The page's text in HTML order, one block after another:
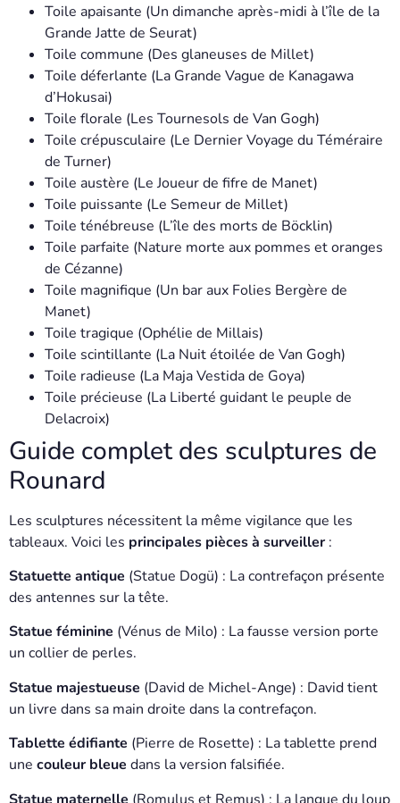
Toile apaisante (Un dimanche après-midi à l’île de la
Grande Jatte de Seurat)
Toile commune (Des glaneuses de Millet)
Toile déferlante (La Grande Vague de Kanagawa
d’Hokusai)
Toile florale (Les Tournesols de Van Gogh)
Toile crépusculaire (Le Dernier Voyage du Téméraire
de Turner)
Toile austère (Le Joueur de fifre de Manet)
Toile puissante (Le Semeur de Millet)
Toile ténébreuse (L’île des morts de Böcklin)
Toile parfaite (Nature morte aux pommes et oranges
de Cézanne)
Toile magnifique (Un bar aux Folies Bergère de
Manet)
Toile tragique (Ophélie de Millais)
Toile scintillante (La Nuit étoilée de Van Gogh)
Toile radieuse (La Maja Vestida de Goya)
Toile précieuse (La Liberté guidant le peuple de
Delacroix)
Guide complet des sculptures de
Rounard
Les sculptures nécessitent la même vigilance que les
tableaux. Voici les principales pièces à surveiller :
Statuette antique (Statue Dogü) : La contrefaçon présente
des antennes sur la tête.
Statue féminine (Vénus de Milo) : La fausse version porte
un collier de perles.
Statue majestueuse (David de Michel-Ange) : David tient
un livre dans sa main droite dans la contrefaçon.
Tablette édifiante (Pierre de Rosette) : La tablette prend
une couleur bleue dans la version falsifiée.
Statue maternelle (Romulus et Remus) : La langue du loup